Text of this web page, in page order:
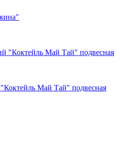
Май Тай" подвесная